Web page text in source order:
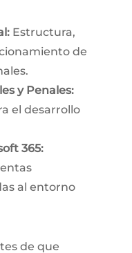
Estructura,
de
y Penales:
el desarrollo
365:
al entorno
de que